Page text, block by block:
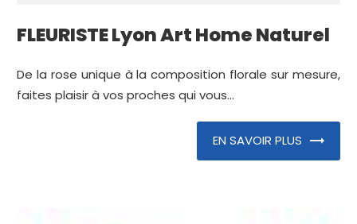
FLEURISTE Lyon Art Home Naturel
De la rose unique à la composition florale sur mesure,
faites plaisir à vos proches qui vous...
EN SAVOIR PLUS